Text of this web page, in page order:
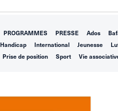
PROGRAMMES PRESSE Ados
Handicap International Jeunesse
Prise de position Sport Vie